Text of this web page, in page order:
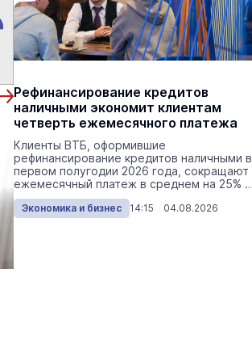
Рефинансирование кредитов
наличными экономит клиентам
четверть ежемесячного платежа
Клиенты ВТБ, оформившие
рефинансирование кредитов наличными в
первом полугодии 2026 года, сокращают
ежемесячный платеж в среднем на 25% –
с 56 до ...
Экономика и бизнес 14:15 04.08.2026